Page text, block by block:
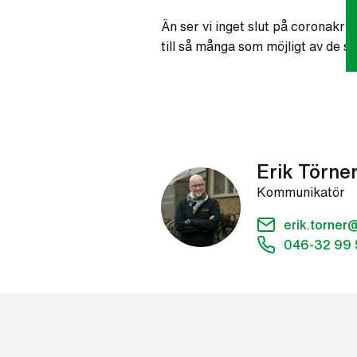
Än ser vi inget slut på
till så många som möjligt av de
Erik Törner
Kommunikatör
046-32 99